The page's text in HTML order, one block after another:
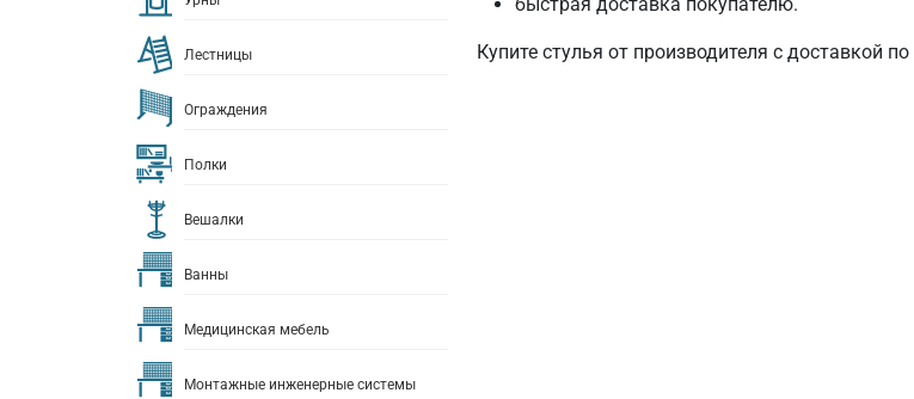
Лестницы
Ограждения
Полки
Вешалки
Ванны
Медицинская мебель
Монтажные инженерные системы
Купите стулья от производителя с доставкой